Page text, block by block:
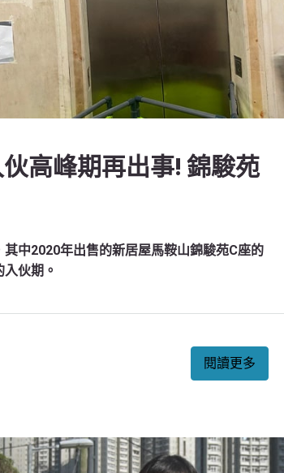
高峰期再出事! 錦駿苑
中2020年出售的新居屋馬鞍山錦駿苑C座的
伙期。
閱讀更多